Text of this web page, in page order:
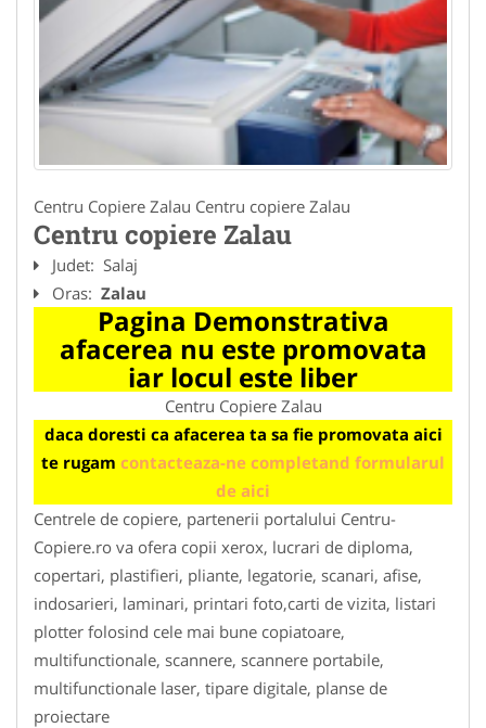
Centru Copiere Zalau Centru copiere Zalau
Centru copiere Zalau
Judet: Salaj
Oras: Zalau
Pagina Demonstrativa
afacerea nu este promovata
iar locul este liber
Centru Copiere Zalau
daca doresti ca afacerea ta sa fie promovata aici
te rugam contacteaza-ne completand formularul
de aici
Centrele de copiere, partenerii portalului Centru-
Copiere.ro va ofera copii xerox, lucrari de diploma,
copertari, plastifieri, pliante, legatorie, scanari, afise,
indosarieri, laminari, printari foto,carti de vizita, listari
plotter folosind cele mai bune copiatoare,
multifunctionale, scannere, scannere portabile,
multifunctionale laser, tipare digitale, planse de
proiectare